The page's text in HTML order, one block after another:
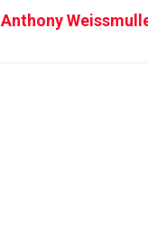
Anthony